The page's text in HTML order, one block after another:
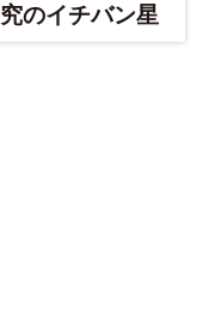
のイチバン星